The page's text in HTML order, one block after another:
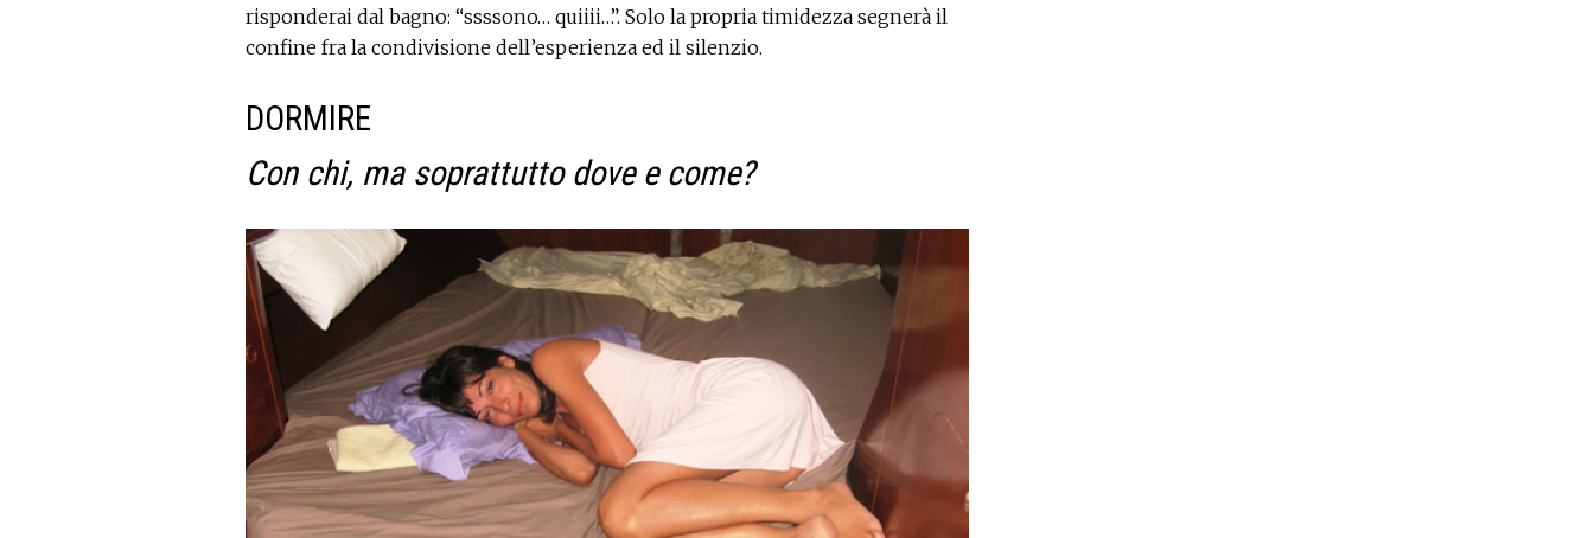
risponderai dal bagno: “ssssono… quiiii…”. Solo la propria timidezza segnerà il
confine fra la condivisione dell’esperienza ed il silenzio.
DORMIRE
Con chi, ma soprattutto dove e come?